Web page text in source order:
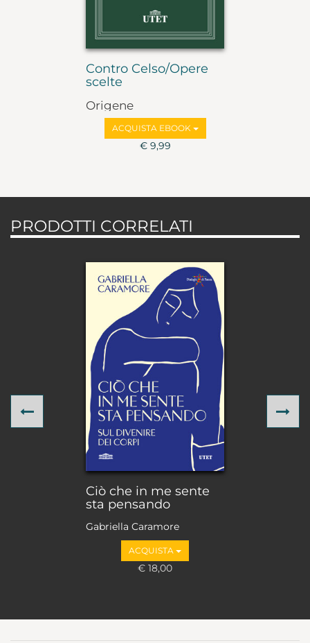
Contro Celso/Opere
scelte
Origene
ACQUISTA EBOOK
€ 9,99
PRODOTTI CORRELATI
Ciò che in me sente
sta pensando
Gabriella Caramore
ACQUISTA
€ 18,00
Previous